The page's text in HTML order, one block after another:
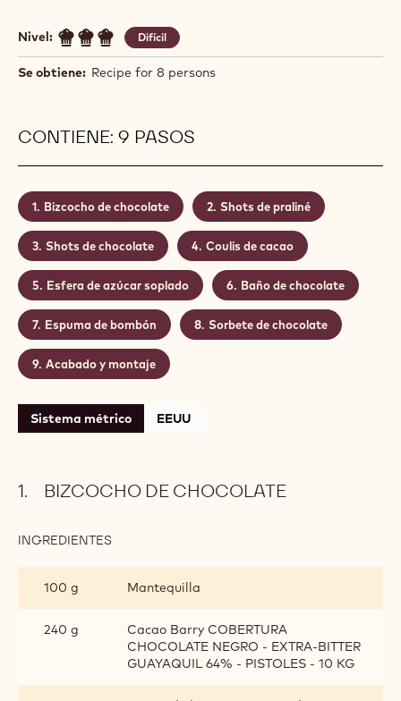
Nivel: Difícil
Se obtiene: Recipe for 8 persons
CONTIENE: 9 PASOS
Bizcocho de chocolate Shots de praliné
Shots de chocolate Coulis de cacao
Esfera de azúcar soplado Baño de chocolate
Espuma de bombón Sorbete de chocolate
Acabado y montaje
Sistema métrico EEUU
BIZCOCHO DE CHOCOLATE
INGREDIENTES
CHOCOLATE
100 g Mantequilla
240 g
Cacao Barry COBERTURA
CHOCOLATE NEGRO - EXTRA-BITTER
GUAYAQUIL 64% - PISTOLES - 10 KG